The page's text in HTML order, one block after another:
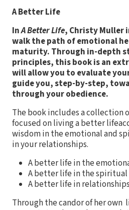
A Better Life
InA Better Life, Christy Muller
walk the path of emotional
maturity. Through in-depth
principles, this book is an
will allow you to evaluate
guide you, step-by-step,
through your obedience.
The book includes a collection
focused on living a better
wisdom in the emotional and
in your relationships.
A better life in the
A better life in the spiritual
A better life in
Through the candor of her own